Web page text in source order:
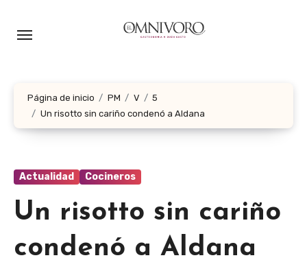
Página de inicio PM V
5
Un risotto sin cariño condenó a Aldana
Actualidad Cocineros
Un risotto sin cariño
condenó a Aldana